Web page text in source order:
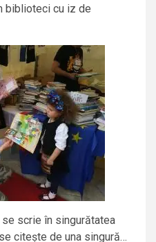
biblioteci cu iz de
scrie în singurătatea
citește de una singură…